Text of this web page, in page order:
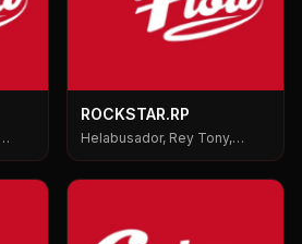
ROCKSTAR.RP
Helabusador, Rey Tony,